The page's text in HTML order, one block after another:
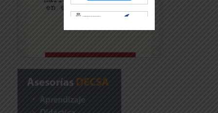
Revisar más información